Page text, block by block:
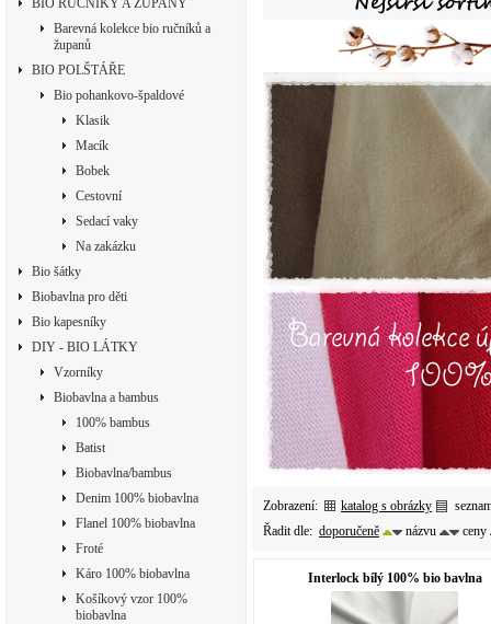
BIO RUČNÍKY A ŽUPANY
Barevná kolekce bio ručníků a
županů
BIO POLŠTÁŘE
Bio pohankovo-špaldové
Klasik
Macík
Bobek
Cestovní
Sedací vaky
Na zakázku
Bio šátky
Biobavlna pro děti
Bio kapesníky
DIY - BIO LÁTKY
Vzorníky
Biobavlna a bambus
100% bambus
Batist
Biobavlna/bambus
Denim 100% biobavlna
Flanel 100% biobavlna
Froté
Káro 100% biobavlna
Košíkový vzor 100%
biobavlna
Zobrazení: katalog s obrázky
Řadit dle: doporučeně názvu ceny
Interlock bílý 100% bio bavlna